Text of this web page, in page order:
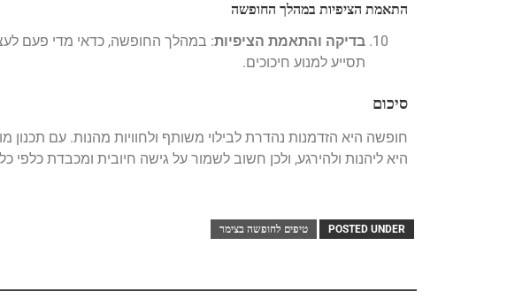
התאמת הציפיות במהלך החופשה
בדיקה והתאמת הציפיות: במהלך החופשה, כדאי מדי פעם
תסייע למנוע חיכוכים.
סיכום
חופשה היא הזדמנות נהדרת לבילוי משותף ולחוויות מהנות. עם
היא ליהנות ולהירגע, ולכן חשוב לשמור על גישה חיובית ומכבדת
POSTED UNDER טיפים לחופשה בצימר